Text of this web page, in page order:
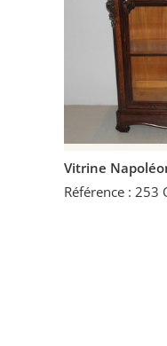
Vitrine
Référence : 253